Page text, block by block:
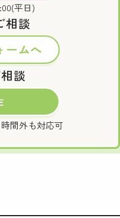
平日)
相談
ームへ
談
間外も対応可